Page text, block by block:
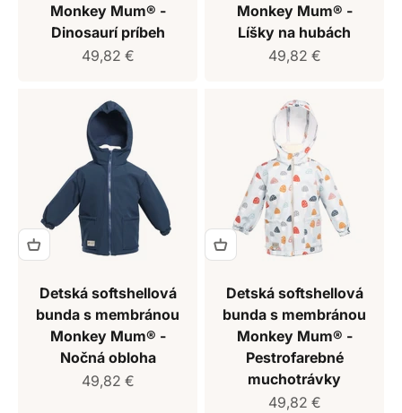
Monkey Mum® -
Dinosaurí príbeh
Predajná cena
49,82 €
Monkey Mum® -
Líšky na hubách
Predajná cena
49,82 €
Detská softshellová
bunda s membránou
Monkey Mum® -
Nočná obloha
Predajná cena
49,82 €
Detská softshellová
bunda s membránou
Monkey Mum® -
Pestrofarebné
muchotrávky
Predajná cena
49,82 €